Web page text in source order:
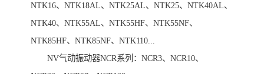
NTK16、NTK18AL、NTK25AL、NTK25、NTK40AL、
NTK40、NTK55AL、NTK55HF、NTK55NF、
NTK85HF、NTK85NF、NTK110...
NV气动振动器NCR系列：NCR3、NCR10、